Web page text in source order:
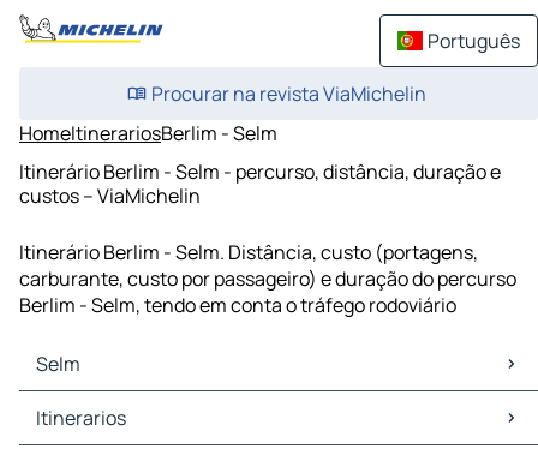
Português
Procurar na revista ViaMichelin
HomeItinerariosBerlim - Selm
Itinerário Berlim - Selm - percurso, distância, duração e
custos – ViaMichelin
Itinerário Berlim - Selm. Distância, custo (portagens,
carburante, custo por passageiro) e duração do percurso
Berlim - Selm, tendo em conta o tráfego rodoviário
Selm
Selm Mapas Plantas
Selm Trafego
Itinerarios